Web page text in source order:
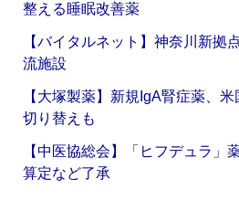
整える睡眠改善薬
【バイタルネット】神奈川新拠
流施設
【大塚製薬】新規IgA腎症薬、
切り替えも
【中医協総会】「ヒフデュラ」
算定など了承